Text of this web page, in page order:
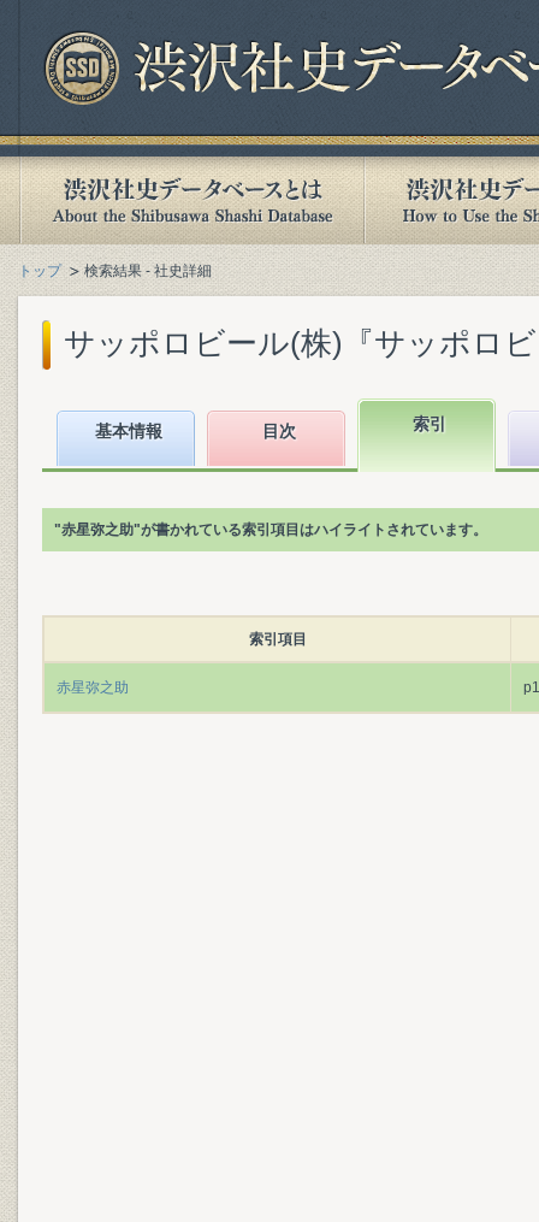
トップ 検索結果 - 社史詳細
サッポロビール(株)『サッポロ
基本情報 目次 索引
"赤星弥之助"が書かれている索引項目はハイライトされています。
索引項目
赤星弥之助